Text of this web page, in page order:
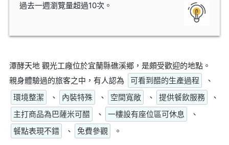
過去一週瀏覽量超過10次。
潭酵天地 觀光工廠位於宜蘭縣礁溪鄉，是頗受歡迎的地點。
親身體驗過的旅客之中，有人認為
可看到醋的生產過程
、
環境整潔
、 內裝特殊 、 空間寬敞 、 提供餐飲服務
、
主打商品為巴薩米可醋
、 一樓設有座位區可休息
、
餐點表現不錯
、 免費參觀 。